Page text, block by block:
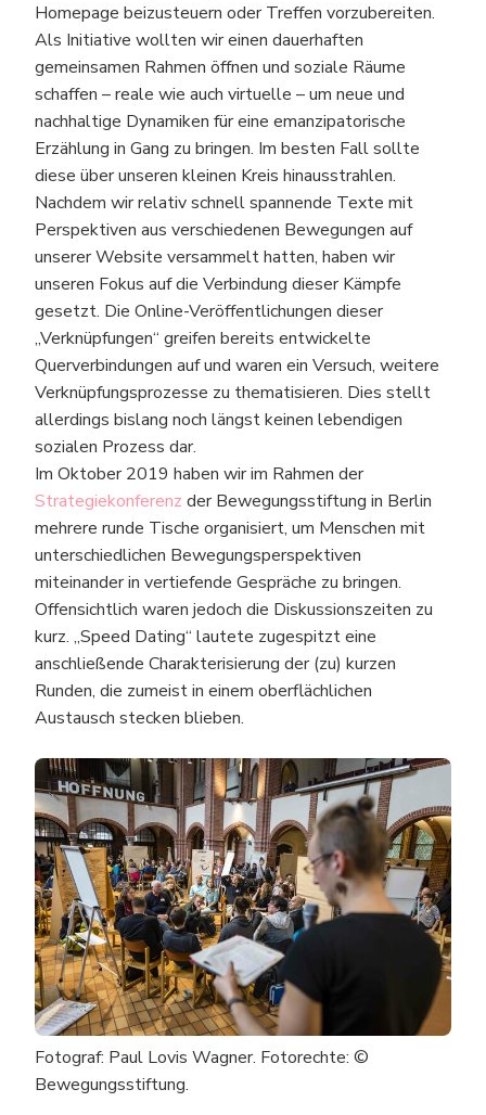
Homepage beizusteuern oder Treffen vorzubereiten.
Als Initiative wollten wir einen dauerhaften
gemeinsamen Rahmen öffnen und soziale Räume
schaffen – reale wie auch virtuelle – um neue und
nachhaltige Dynamiken für eine emanzipatorische
Erzählung in Gang zu bringen. Im besten Fall sollte
diese über unseren kleinen Kreis hinausstrahlen.
Nachdem wir relativ schnell spannende Texte mit
Perspektiven aus verschiedenen Bewegungen auf
unserer Website versammelt hatten, haben wir
unseren Fokus auf die Verbindung dieser Kämpfe
gesetzt. Die Online-Veröffentlichungen dieser
„Verknüpfungen“ greifen bereits entwickelte
Querverbindungen auf und waren ein Versuch, weitere
Verknüpfungsprozesse zu thematisieren. Dies stellt
allerdings bislang noch längst keinen lebendigen
sozialen Prozess dar.
Im Oktober 2019 haben wir im Rahmen der
Strategiekonferenz der Bewegungsstiftung in Berlin
mehrere runde Tische organisiert, um Menschen mit
unterschiedlichen Bewegungsperspektiven
miteinander in vertiefende Gespräche zu bringen.
Offensichtlich waren jedoch die Diskussionszeiten zu
kurz. „Speed Dating“ lautete zugespitzt eine
anschließende Charakterisierung der (zu) kurzen
Runden, die zumeist in einem oberflächlichen
Austausch stecken blieben.
Fotograf: Paul Lovis Wagner. Fotorechte: ©
Bewegungsstiftung.